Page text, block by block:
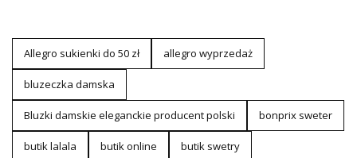
Allegro sukienki do 50 zł allegro wyprzedaż
bluzeczka damska
Bluzki damskie eleganckie producent polski bonprix sweter
butik lalala butik online butik swetry